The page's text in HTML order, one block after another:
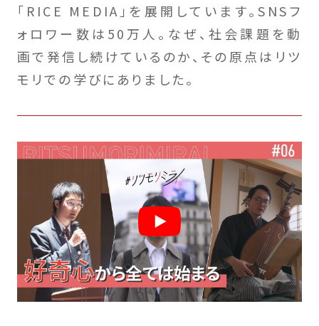
「RICE MEDIA」を展開しています。SNSフ
ォロワー数は50万人。なぜ、社会課題を動
画で発信し続けているのか、その原点はリツ
モリでの学びにありました。